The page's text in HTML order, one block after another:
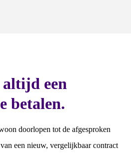
een
betalen.
doorlopen tot de afgesproken
een nieuw, vergelijkbaar contract